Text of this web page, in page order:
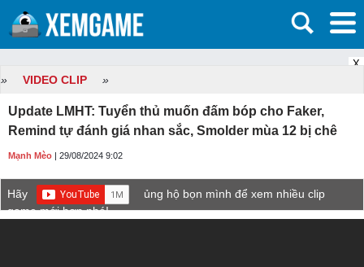
X
» VIDEO CLIP »
Update LMHT: Tuyển thủ muốn đấm bóp cho Faker,
Remind tự đánh giá nhan sắc, Smolder mùa 12 bị chê
Mạnh Mèo | 29/08/2024 9:02
Hãy
ủng hộ bọn mình để xem nhiều clip
game mới hơn nhé!